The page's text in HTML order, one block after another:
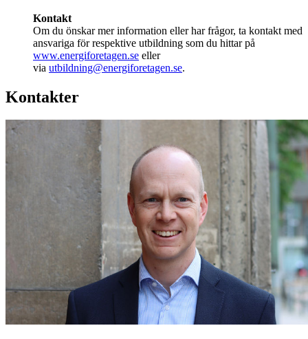
Kontakt
Om du önskar mer information eller har frågor, ta kontakt med
ansvariga för respektive utbildning som du hittar på
www.energiforetagen.se eller
via utbildning@energiforetagen.se.
Kontakter